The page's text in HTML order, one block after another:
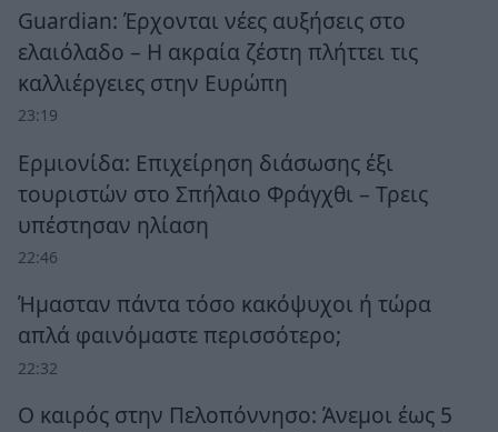
Guardian: Έρχονται νέες αυξήσεις στο
ελαιόλαδο – Η ακραία ζέστη πλήττει τις
καλλιέργειες στην Ευρώπη
23:19
Ερμιονίδα: Επιχείρηση διάσωσης έξι
τουριστών στο Σπήλαιο Φράγχθι – Τρεις
υπέστησαν ηλίαση
22:46
Ήμασταν πάντα τόσο κακόψυχοι ή τώρα
απλά φαινόμαστε περισσότερο;
22:32
Ο καιρός στην Πελοπόννησο: Άνεμοι έως 5